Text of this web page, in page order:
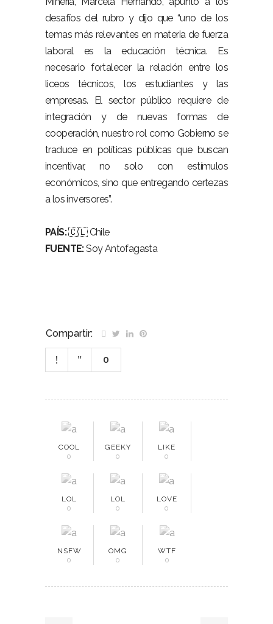
desafíos del rubro y dijo que “uno de los
temas más relevantes en materia de fuerza
laboral es la educación técnica. Es
necesario fortalecer la relación entre los
liceos técnicos, los estudiantes y las
empresas. El sector público requiere de
integración y de nuevas formas de
cooperación, nuestro rol como Gobierno se
traduce en políticas públicas que buscan
incentivar, no solo con estímulos
económicos, sino que entregando certezas
a los inversores”.
PAÍS:🇨🇱 Chile
FUENTE:Soy Antofagasta
Compartir:
0
COOL
0
GEEKY
0
LIKE
0
LOL
0
LOL
0
LOVE
0
NSFW
0
OMG
0
WTF
0